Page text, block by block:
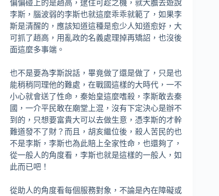
偏偏碰上的是趙高，逮住可趁之機，就大膽去遊說
李斯，腦波弱的李斯也就這麼乖乖就範了，如果李
斯是清醒的，應該知道這種是愈少人知道愈好，大
可抓了趙高，用亂政的名義處理掉再矯詔，也沒後
面這麼多事端。
也不是要為李斯說話，畢竟做了還是做了，只是也
能稍稍同理他的難處，在戰國這樣的大時代，一不
小心就會送了性命，秦始皇這麼嗜殺，李斯敢去秦
國，一介平民敢在廟堂上混，沒有下定決心是辦不
到的，只想要富貴大可以去做生意，憑李斯的才幹
難道發不了財？而且，胡亥繼位後，殺人苦民的也
不是李斯，李斯也為此賠上全家性命，也還夠了，
從一般人的角度看，李斯也就是這樣的一般人，如
此而已吧！
從助人的角度看每個服務對象，不論是內在障礙或